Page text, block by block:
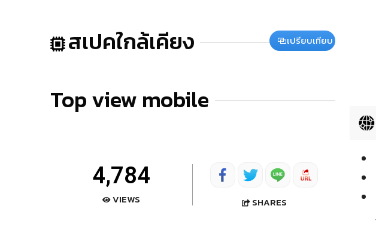
สเปคใกล้เคียง เปรียบเทียบ
Top view mobile
4,784
VIEWS SHARES